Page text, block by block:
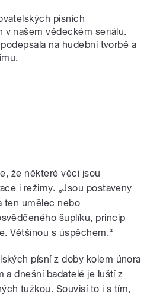
písních
našem vědeckém seriálu.
na hudební tvorbě a
že některé věci jsou
i režimy. „Jsou postaveny
ten umělec nebo
šuplíku, princip
Většinou s úspěchem.“
písní z doby kolem února
a dnešní badatelé je luští z
tužkou. Souvisí to i s tím,